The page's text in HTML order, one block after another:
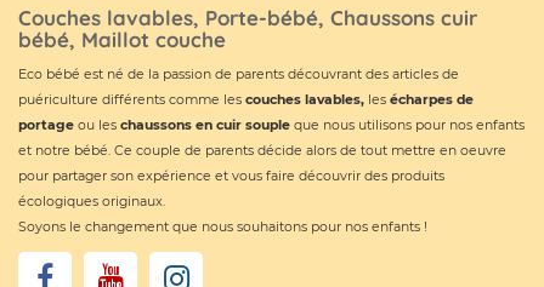
Couches lavables, Porte-bébé, Chaussons cuir
bébé, Maillot couche
Eco bébé est né de la passion de parents découvrant des articles de
puériculture différents comme les couches lavables, les écharpes de
portage ou les chaussons en cuir souple que nous utilisons pour nos enfants
et notre bébé. Ce couple de parents décide alors de tout mettre en oeuvre
pour partager son expérience et vous faire découvrir des produits
écologiques originaux.
Soyons le changement que nous souhaitons pour nos enfants !